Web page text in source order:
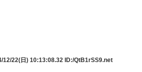
12/22(日) 10:13:08.32 ID:/QtB1rSS9.net